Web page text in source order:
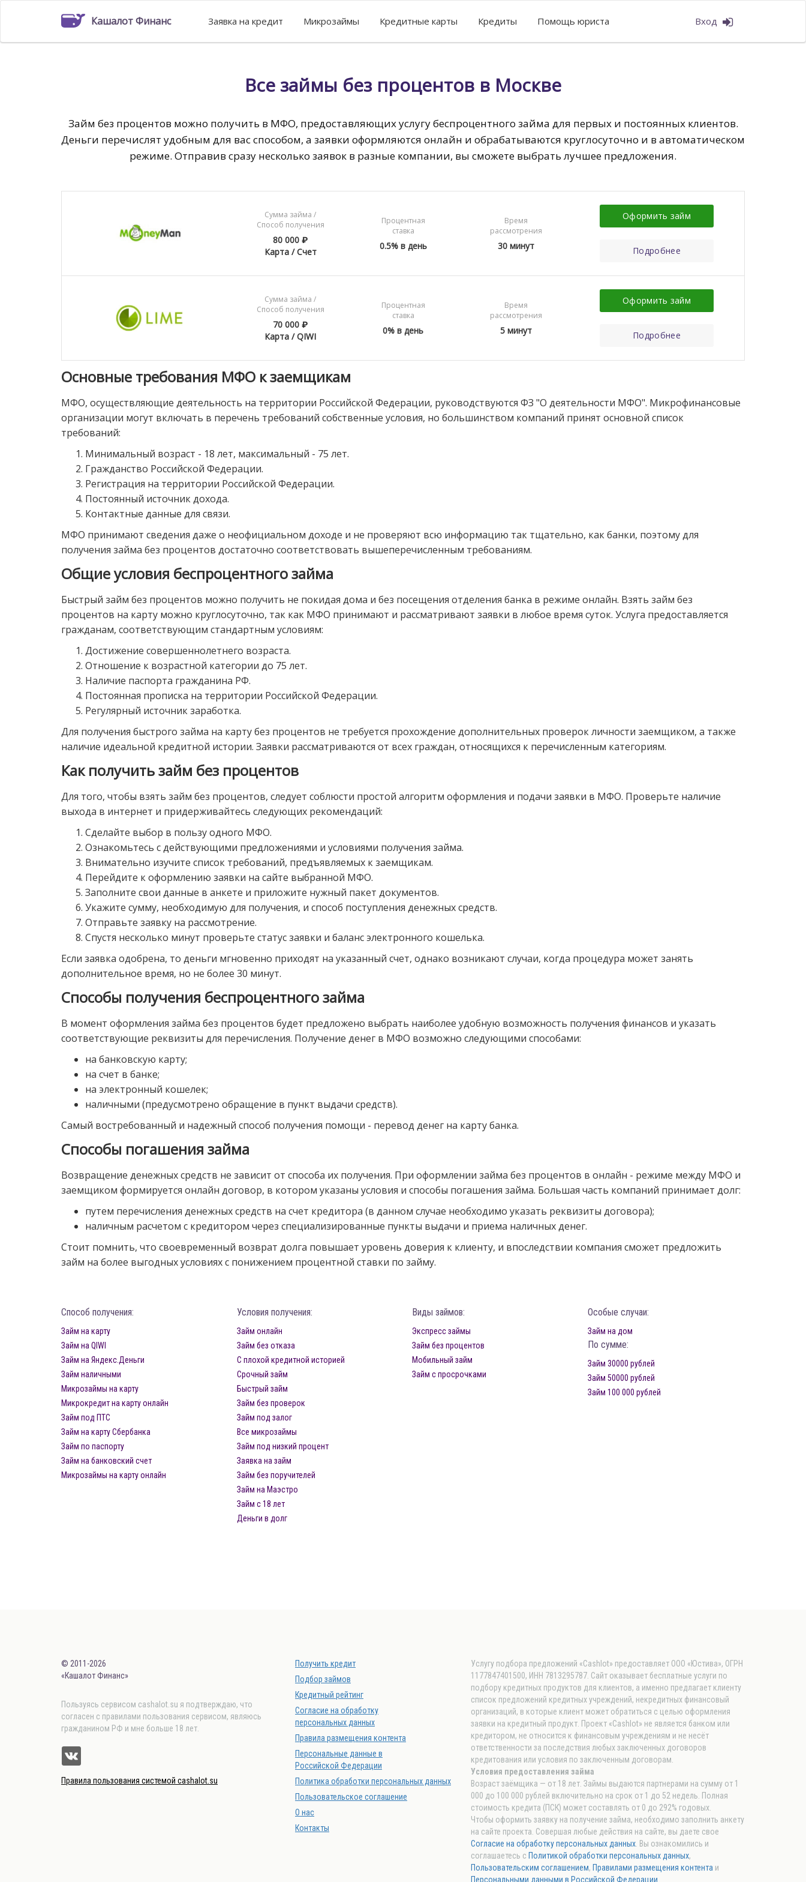
Кашалот Финанс Заявка на кредит Микрозаймы Кредитные карты Кредиты Помощь юриста Вход
Все займы без процентов в Москве
Займ без процентов можно получить в МФО, предоставляющих услугу беспроцентного займа для первых и постоянных клиентов.
Деньги перечислят удобным для вас способом, а заявки оформляются онлайн и обрабатываются круглосуточно и в автоматическом
режиме. Отправив сразу несколько заявок в разные компании, вы сможете выбрать лучшее предложения.
Сумма займа /
Способ получения
80 000 ₽
Карта / Счет
Процентная
ставка
0.5% в день
Время
рассмотрения
30 минут
Оформить займ
Подробнее
Сумма займа /
Способ получения
70 000 ₽
Карта / QIWI
Процентная
ставка
0% в день
Время
рассмотрения
5 минут
Оформить займ
Подробнее
Основные требования МФО к заемщикам
МФО, осуществляющие деятельность на территории Российской Федерации, руководствуются ФЗ "О деятельности МФО". Микрофинансовые
организации могут включать в перечень требований собственные условия, но большинством компаний принят основной список
требований:
Минимальный возраст - 18 лет, максимальный - 75 лет.
Гражданство Российской Федерации.
Регистрация на территории Российской Федерации.
Постоянный источник дохода.
Контактные данные для связи.
МФО принимают сведения даже о неофициальном доходе и не проверяют всю информацию так тщательно, как банки, поэтому для
получения займа без процентов достаточно соответствовать вышеперечисленным требованиям.
Общие условия беспроцентного займа
Быстрый займ без процентов можно получить не покидая дома и без посещения отделения банка в режиме онлайн. Взять займ без
процентов на карту можно круглосуточно, так как МФО принимают и рассматривают заявки в любое время суток. Услуга предоставляется
гражданам, соответствующим стандартным условиям:
Достижение совершеннолетнего возраста.
Отношение к возрастной категории до 75 лет.
Наличие паспорта гражданина РФ.
Постоянная прописка на территории Российской Федерации.
Регулярный источник заработка.
Для получения быстрого займа на карту без процентов не требуется прохождение дополнительных проверок личности заемщиком, а также
наличие идеальной кредитной истории. Заявки рассматриваются от всех граждан, относящихся к перечисленным категориям.
Как получить займ без процентов
Для того, чтобы взять займ без процентов, следует соблюсти простой алгоритм оформления и подачи заявки в МФО. Проверьте наличие
выхода в интернет и придерживайтесь следующих рекомендаций:
Сделайте выбор в пользу одного МФО.
Ознакомьтесь с действующими предложениями и условиями получения займа.
Внимательно изучите список требований, предъявляемых к заемщикам.
Перейдите к оформлению заявки на сайте выбранной МФО.
Заполните свои данные в анкете и приложите нужный пакет документов.
Укажите сумму, необходимую для получения, и способ поступления денежных средств.
Отправьте заявку на рассмотрение.
Спустя несколько минут проверьте статус заявки и баланс электронного кошелька.
Если заявка одобрена, то деньги мгновенно приходят на указанный счет, однако возникают случаи, когда процедура может занять
дополнительное время, но не более 30 минут.
Способы получения беспроцентного займа
В момент оформления займа без процентов будет предложено выбрать наиболее удобную возможность получения финансов и указать
соответствующие реквизиты для перечисления. Получение денег в МФО возможно следующими способами:
на банковскую карту;
на счет в банке;
на электронный кошелек;
наличными (предусмотрено обращение в пункт выдачи средств).
Самый востребованный и надежный способ получения помощи - перевод денег на карту банка.
Способы погашения займа
Возвращение денежных средств не зависит от способа их получения. При оформлении займа без процентов в онлайн - режиме между МФО и
заемщиком формируется онлайн договор, в котором указаны условия и способы погашения займа. Большая часть компаний принимает долг:
путем перечисления денежных средств на счет кредитора (в данном случае необходимо указать реквизиты договора);
наличным расчетом с кредитором через специализированные пункты выдачи и приема наличных денег.
Стоит помнить, что своевременный возврат долга повышает уровень доверия к клиенту, и впоследствии компания сможет предложить
займ на более выгодных условиях с понижением процентной ставки по займу.
Способ получения:
Займ на карту
Займ на QIWI
Займ на Яндекс.Деньги
Займ наличными
Микрозаймы на карту
Микрокредит на карту онлайн
Займ под ПТС
Займ на карту Сбербанка
Займ по паспорту
Займ на банковский счет
Микрозаймы на карту онлайн
Условия получения:
Займ онлайн
Займ без отказа
С плохой кредитной историей
Срочный займ
Быстрый займ
Займ без проверок
Займ под залог
Все микрозаймы
Займ под низкий процент
Заявка на займ
Займ без поручителей
Займ на Маэстро
Займ с 18 лет
Деньги в долг
Виды займов:
Экспресс займы
Займ без процентов
Мобильный займ
Займ с просрочками
Особые случаи:
Займ на дом
По сумме:
Займ 30000 рублей
Займ 50000 рублей
Займ 100 000 рублей
© 2011-2026
«Кашалот Финанс»
Пользуясь сервисом cashalot.su я подтверждаю, что
согласен с правилами пользования сервисом, являюсь
гражданином РФ и мне больше 18 лет.
Правила пользования системой cashalot.su
Получить кредит
Подбор займов
Кредитный рейтинг
Согласие на обработку
персональных данных
Правила размещения контента
Персональные данные в
Российской Федерации
Политика обработки персональных данных
Пользовательское соглашение
О нас
Контакты
Услугу подбора предложений «Cashlot» предоставляет ООО «Юстива», ОГРН
1177847401500, ИНН 7813295787. Сайт оказывает бесплатные услуги по
подбору кредитных продуктов для клиентов, а именно предлагает клиенту
список предложений кредитных учреждений, некредитных финансовый
организаций, в которые клиент может обратиться с целью оформления
заявки на кредитный продукт. Проект «Cashlot» не является банком или
кредитором, не относится к финансовым учреждениям и не несёт
ответственности за последствия любых заключенных договоров
кредитования или условия по заключенным договорам.
Условия предоставления займа
Возраст заёмщика — от 18 лет. Займы выдаются партнерами на сумму от 1
000 до 100 000 рублей включительно на срок от 1 до 52 недель. Полная
стоимость кредита (ПСК) может составлять от 0 до 292% годовых.
Чтобы оформить заявку на получение займа, необходимо заполнить анкету
на сайте проекта. Совершая любые действия на сайте, вы даете свое
Согласие на обработку персональных данных. Вы ознакомились и
соглашаетесь с Политикой обработки персональных данных,
Пользовательским соглашением, Правилами размещения контента и
Персональными данными в Российской Федерации